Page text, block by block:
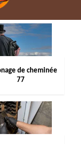
de cheminée
77